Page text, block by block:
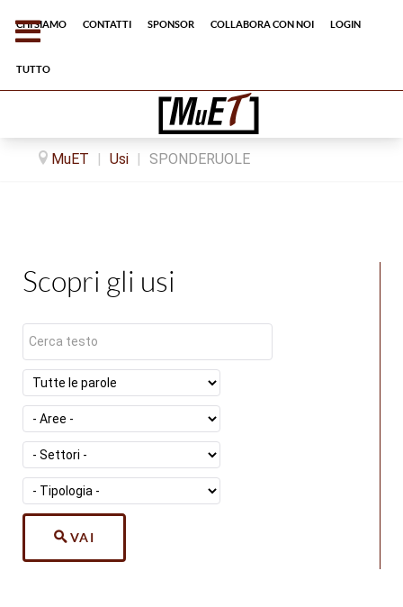
Chi siamo Contatti Sponsor Collabora con noi Login
tutto
MuET | Usi | SPONDERUOLE
Scopri gli usi
VAI